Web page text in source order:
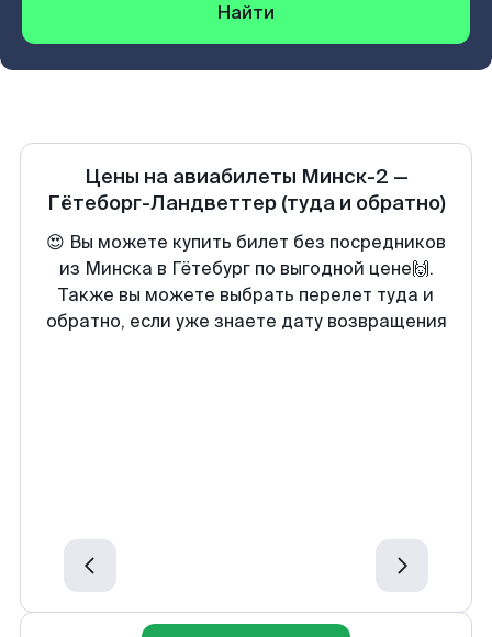
Найти
Цены на авиабилеты Минск-2 —
Гётеборг-Ландветтер (туда и обратно)
😍 Вы можете купить билет без посредников
из Минска в Гётебург по выгодной цене🙌.
Также вы можете выбрать перелет туда и
обратно, если уже знаете дату возвращения